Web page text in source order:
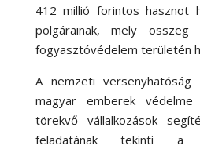
412 millió forintos hasznot
polgárainak, mely
fogyasztóvédelem területén
A nemzeti
magyar emberek
törekvő vállalkozások
feladatának tekinti a